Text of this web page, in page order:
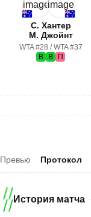
С. Хантер
М. Джойнт
WTA #28 / WTA #37
В
В П
Превью Протокол
История матча